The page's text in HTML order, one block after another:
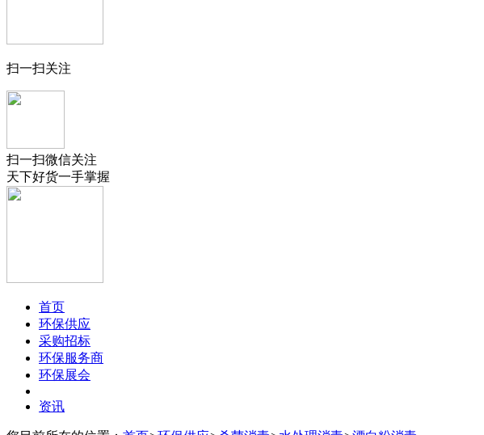
扫一扫关注
扫一扫微信关注
天下好货一手掌握
首页
环保供应
采购招标
环保服务商
环保展会
资讯